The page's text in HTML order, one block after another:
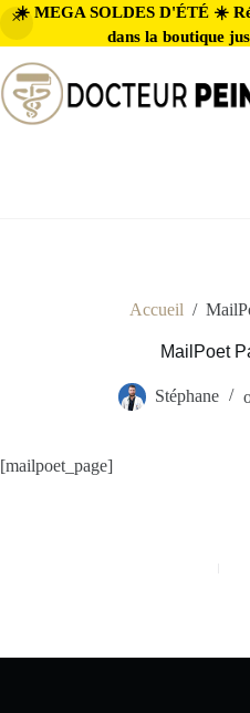
☀️ MEGA SOLDES D'ÉTÉ ☀️
dans la boutique
Accueil /
MailPoet
Stéphane
[mailpoet_page]